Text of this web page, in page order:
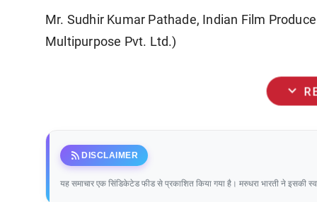
Mr. Sudhir Kumar Pathade, Indian Film
Multipurpose Pvt. Ltd.)
expand_more
rss_feed DISCLAIMER
यह समाचार एक सिंडिकेटेड फीड से प्रकाशित किया गया है। मरुधरा भारती ने इसकी